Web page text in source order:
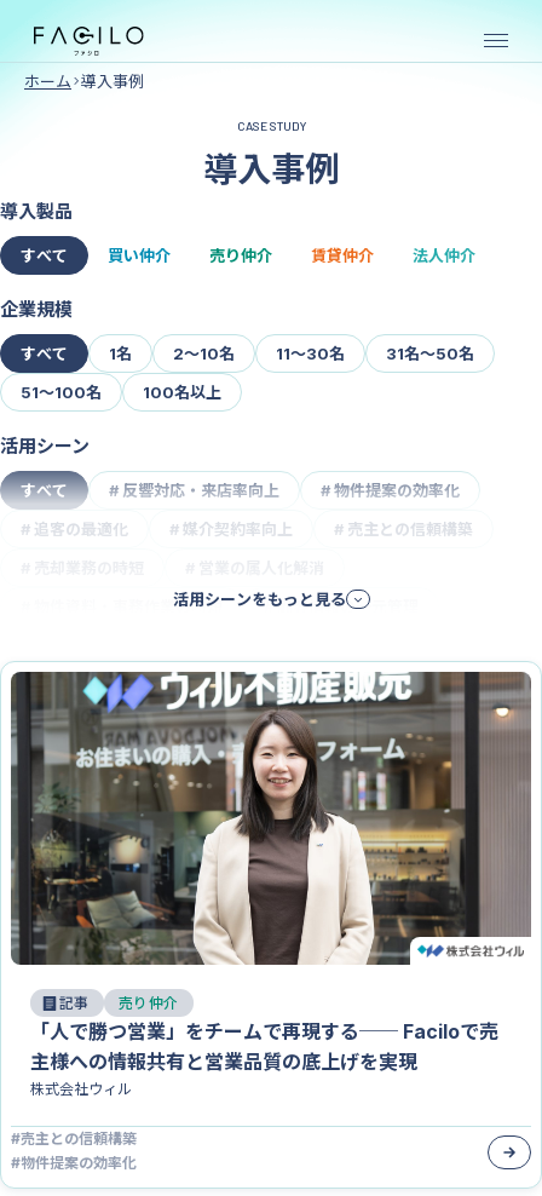
購入
クラ
売却
クラ
事業用ク
ラウド
ホーム 導入事例
CASE STUDY
導入事例
導入製品
すべて 買い仲介 売り仲介 賃貸仲介 法人仲介
企業規模
すべて 1名 2〜10名 11〜30名
31名〜50名
51～100名
100名以上
活用シーン
すべて # 反響対応・来店率向上 #物件提案の効率化
# 追客の最適化 # 媒介契約率向上 # 売主との信頼構築
物件資料・事務作業の時短 #顧客情報の一元管理
活用シーンをもっと見る
記事 売り仲介
「人で勝つ営業」をチームで再現する── Faciloで売
主様への情報共有と営業品質の底上げを実現
株式会社ウィル
#売主との信頼構築
#物件提案の効率化